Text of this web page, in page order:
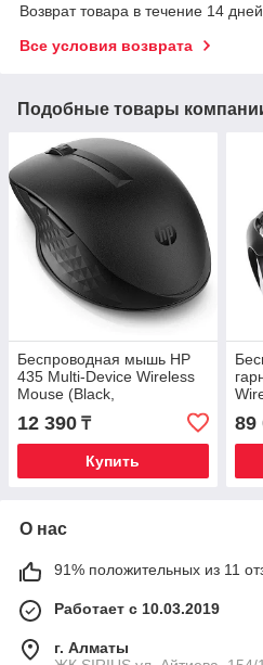
Возврат товара в течение 14
Все условия возврата
Подобные товары
Беспроводная мышь HP
435 Multi-Device Wireless
Mouse (Black,
Bluetooth/2.4GHz,
программируемые
кнопки)
12 390 ₸
Купить
89
О нас
91% положительных из 11
Работает с 10.03.2019
г. Алматы